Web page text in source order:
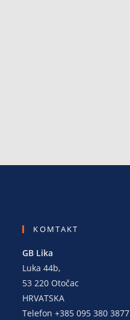
KOMTAKT
GB Lika
Luka 44b,
53 220 Otočac
HRVATSKA
Telefon +385 095 380 3877